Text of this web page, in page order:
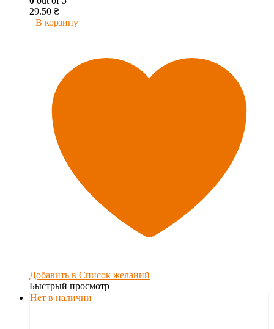
29.50 ₴
В корзину
Добавить в Список желаний
Быстрый просмотр
Нет в наличии